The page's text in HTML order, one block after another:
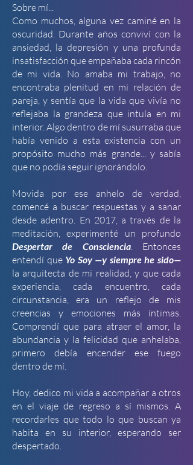
Sobre mí...
Como muchos, alguna vez caminé en la
oscuridad. Durante años conviví con la
ansiedad, la depresión y una profunda
insatisfacción que empañaba cada rincón
de mi vida. No amaba mi trabajo, no
encontraba plenitud en mi relación de
pareja, y sentía que la vida que vivía no
reflejaba la grandeza que intuía en mi
interior. Algo dentro de mí susurraba que
había venido a esta existencia con un
propósito mucho más grande... y sabía
que no podía seguir ignorándolo.
Movida por ese anhelo de verdad,
comencé a buscar respuestas y a sanar
desde adentro. En 2017, a través de la
meditación, experimenté un profundo
Despertar de Consciencia. Entonces
entendí que Yo Soy —y siempre he sido—
la arquitecta de mi realidad, y que cada
experiencia, cada encuentro, cada
circunstancia, era un reflejo de mis
creencias y emociones más íntimas.
Comprendí que para atraer el amor, la
abundancia y la felicidad que anhelaba,
primero debía encender ese fuego
dentro de mí.
Hoy, dedico mi vida a acompañar a otros
en el viaje de regreso a sí mismos. A
recordarles que todo lo que buscan ya
habita en su interior, esperando ser
despertado.